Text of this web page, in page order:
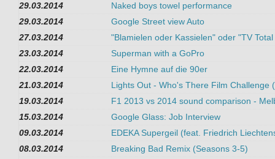
29.03.2014
Naked boys towel performance
29.03.2014
Google Street view Auto
27.03.2014
"Blamielen oder Kassielen" oder "TV
23.03.2014
Superman with a GoPro
22.03.2014
Eine Hymne auf die 90er
21.03.2014
Lights Out - Who's There Film Challenge
19.03.2014
F1 2013 vs 2014 sound comparison -
15.03.2014
Google Glass: Job Interview
09.03.2014
EDEKA Supergeil (feat. Friedrich
08.03.2014
Breaking Bad Remix (Seasons 3-5)